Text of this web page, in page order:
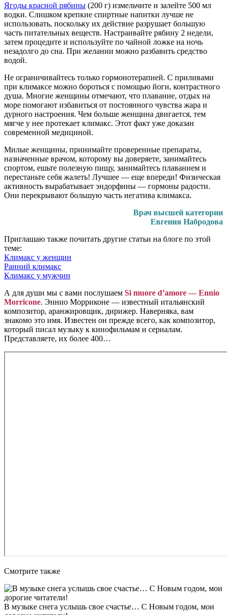
Ягоды красной рябины (200 г) измельчите и залейте 500 мл
водки. Слишком крепкие спиртные напитки лучше не
использовать, поскольку их действие разрушает большую
часть питательных веществ. Настраивайте рябину 2 недели,
затем процедите и используйте по чайной ложке на ночь
незадолго до сна. При желании можно разбавить средство
водой.
Не ограничивайтесь только гормонотерапией. С приливами
при климаксе можно бороться с помощью йоги, контрастного
душа. Многие женщины отмечают, что плавание, отдых на
море помогают избавиться от постоянного чувства жара и
дурного настроения. Чем больше женщина двигается, тем
мягче у нее протекает климакс. Этот факт уже доказан
современной медициной.
Милые женщины, принимайте проверенные препараты,
назначенные врачом, которому вы доверяете, занимайтесь
спортом, ешьте полезную пищу, занимайтесь плаванием и
перестаньте себя жалеть! Лучшее — еще впереди! Физическая
активность вырабатывает эндорфины — гормоны радости.
Они перекрывают большую часть негатива климакса.
Врач высшей категории
Евгения Набродова
Приглашаю также почитать другие статьи на блоге по этой
теме:
Климакс у женщин
Ранний климакс
Климакс у мужчин
А для души мы с вами послушаем Si muore d’amore — Ennio
Morricone. Эннио Морриконе — известный итальянский
композитор, аранжировщик, дирижер. Наверняка, вам
знакомо это имя. Известен он прежде всего, как композитор,
который писал музыку к кинофильмам и сериалам.
Представляете, их более 400…
Смотрите также
В музыке снега услышь свое счастье… С Новым годом, мои